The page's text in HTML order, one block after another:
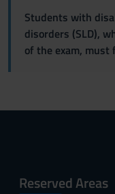
Students with
disorders (SLD),
of the exam,
Reserved Areas